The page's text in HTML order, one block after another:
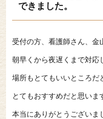
できました。
受付の方、看護師さん、金
朝早くから夜遅くまで対応
場所もとてもいいところだ
とてもおすすめだと思いま
本当にありがとうございま